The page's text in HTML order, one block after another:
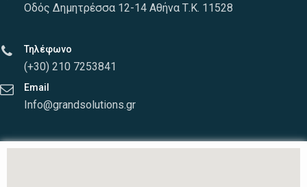
Οδός Δημητρέσσα 12-14 Αθήνα Τ.Κ. 11528
Τηλέφωνο
(+30) 210 7253841
Email
Info@grandsolutions.gr